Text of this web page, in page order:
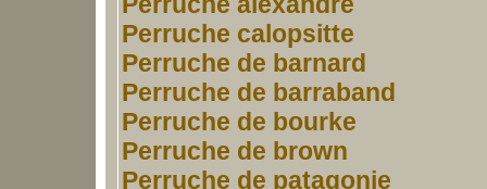
Perruche calopsitte
Perruche de barnard
Perruche de barraband
Perruche de bourke
Perruche de brown
Perruche de patagonie